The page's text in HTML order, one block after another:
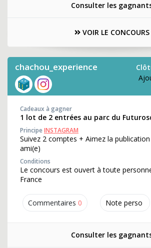
Consulter les
VOIR LE CONCOURS
chachou_experience
Commentaires 0 Note perso
Cadeaux à gagner
1 lot de 2 entrées au parc du
PrincipeINSTAGRAM
Suivez 2 comptes + Aimez la
ami(e)
Conditions
Le concours est ouvert à toute
France
Consulter les